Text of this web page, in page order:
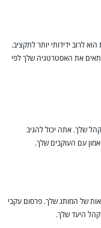
לרוב ידידותי יותר לתקציב.
את האסטרטגיה שלך לפי
שלך. אתה יכול להגיב
עם העוקבים שלך.
של המותג שלך. פרסום עקבי
קהל היעד שלך.